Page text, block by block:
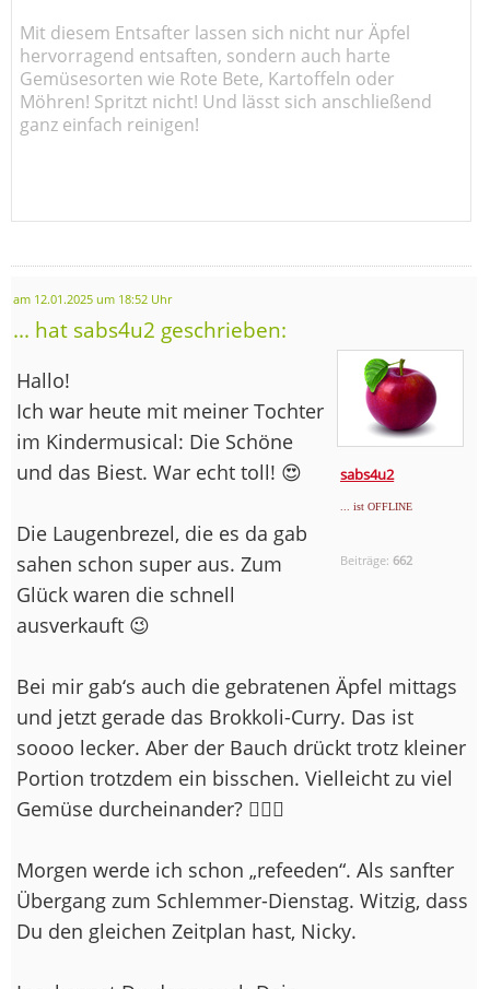
Mit diesem Entsafter lassen sich nicht nur Äpfel
hervorragend entsaften, sondern auch harte
Gemüsesorten wie Rote Bete, Kartoffeln oder
Möhren! Spritzt nicht! Und lässt sich anschließend
ganz einfach reinigen!
am 12.01.2025 um 18:52 Uhr
... hat sabs4u2 geschrieben:
sabs4u2
... ist OFFLINE
Beiträge:662
Hallo!
Ich war heute mit meiner Tochter
im Kindermusical: Die Schöne
und das Biest. War echt toll! 😍
Die Laugenbrezel, die es da gab
sahen schon super aus. Zum
Glück waren die schnell
ausverkauft 😉
Bei mir gab‘s auch die gebratenen Äpfel mittags
und jetzt gerade das Brokkoli-Curry. Das ist
soooo lecker. Aber der Bauch drückt trotz kleiner
Portion trotzdem ein bisschen. Vielleicht zu viel
Gemüse durcheinander? 🤷🏻‍♀️
Morgen werde ich schon „refeeden“. Als sanfter
Übergang zum Schlemmer-Dienstag. Witzig, dass
Du den gleichen Zeitplan hast, Nicky.